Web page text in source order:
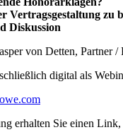
Vertragsgestaltung zu
Diskussion
von Detten,
digital als
erhalten Sie einen